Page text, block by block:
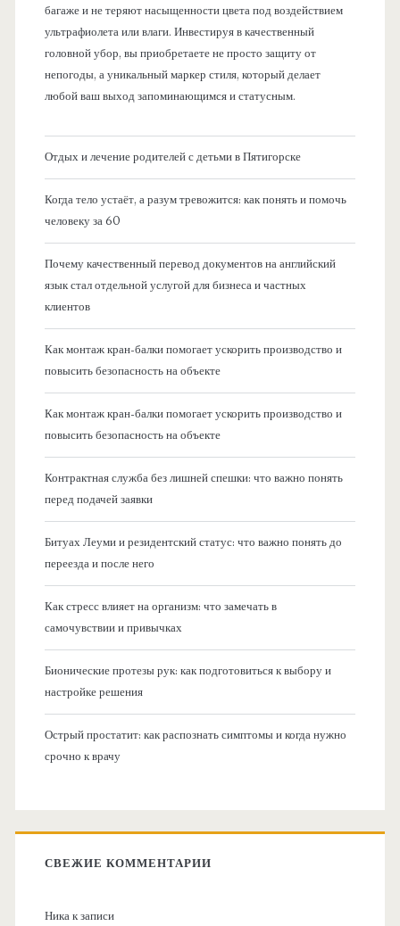
багаже и не теряют насыщенности цвета под воздействием
ультрафиолета или влаги. Инвестируя в качественный
головной убор, вы приобретаете не просто защиту от
непогоды, а уникальный маркер стиля, который делает
любой ваш выход запоминающимся и статусным.
Отдых и лечение родителей с детьми в Пятигорске
Когда тело устаёт, а разум тревожится: как понять и помочь
человеку за 60
Почему качественный перевод документов на английский
язык стал отдельной услугой для бизнеса и частных
клиентов
Как монтаж кран-балки помогает ускорить производство и
повысить безопасность на объекте
Как монтаж кран-балки помогает ускорить производство и
повысить безопасность на объекте
Контрактная служба без лишней спешки: что важно понять
перед подачей заявки
Битуах Леуми и резидентский статус: что важно понять до
переезда и после него
Как стресс влияет на организм: что замечать в
самочувствии и привычках
Бионические протезы рук: как подготовиться к выбору и
настройке решения
Острый простатит: как распознать симптомы и когда нужно
срочно к врачу
СВЕЖИЕ КОММЕНТАРИИ
Никак записи